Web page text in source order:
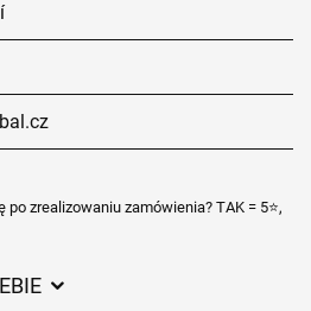
zrealizowaniu zamówienia? TAK = 5⭐,